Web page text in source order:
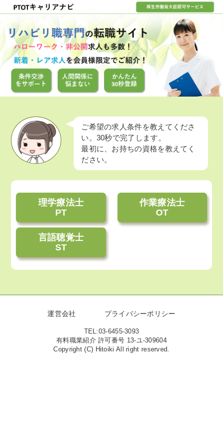
ご希望の求人条件を教えてくださ
い。30秒で完了します。
最初に、お持ちの資格を教えてく
ださい。
理学療法士
PT
作業療法士
OT
言語聴覚士
ST
運営会社 プライバシーポリシー
TEL:03-6455-3093
有料職業紹介 許可番号 13-ユ-309604
Copyright (C) Hitoiki All right reserved.